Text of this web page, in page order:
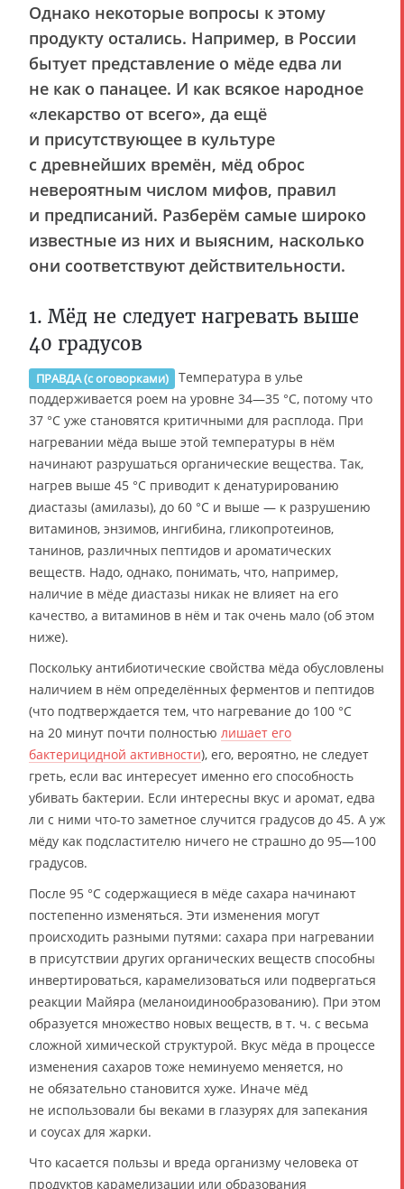
Однако некоторые вопросы к этому
продукту остались. Например, в России
бытует представление о мёде едва ли
не как о панацее. И как всякое народное
«лекарство от всего», да ещё
и присутствующее в культуре
с древнейших времён, мёд оброс
невероятным числом мифов, правил
и предписаний. Разберём самые широко
известные из них и выясним, насколько
они соответствуют действительности.
1. Мёд не следует нагревать выше
40 градусов
ПРАВДА (с оговорками)
Температура в улье
поддерживается роем на уровне 34—35 °C, потому что
37 °C уже становятся критичными для расплода. При
нагревании мёда выше этой температуры в нём
начинают разрушаться органические вещества. Так,
нагрев выше 45 °C приводит к денатурированию
диастазы (амилазы), до 60 °C и выше — к разрушению
витаминов, энзимов, ингибина, гликопротеинов,
танинов, различных пептидов и ароматических
веществ. Надо, однако, понимать, что, например,
наличие в мёде диастазы никак не влияет на его
качество, а витаминов в нём и так очень мало (об этом
ниже).
Поскольку антибиотические свойства мёда обусловлены
наличием в нём определённых ферментов и пептидов
(что подтверждается тем, что нагревание до 100 °C
на 20 минут почти полностью лишает его
бактерицидной активности), его, вероятно, не следует
греть, если вас интересует именно его способность
убивать бактерии. Если интересны вкус и аромат, едва
ли с ними что-то заметное случится градусов до 45. А уж
мёду как подсластителю ничего не страшно до 95—100
градусов.
После 95 °C содержащиеся в мёде сахара начинают
постепенно изменяться. Эти изменения могут
происходить разными путями: сахара при нагревании
в присутствии других органических веществ способны
инвертироваться, карамелизоваться или подвергаться
реакции Майяра (меланоидинообразованию). При этом
образуется множество новых веществ, в т. ч. с весьма
сложной химической структурой. Вкус мёда в процессе
изменения сахаров тоже неминуемо меняется, но
не обязательно становится хуже. Иначе мёд
не использовали бы веками в глазурях для запекания
и соусах для жарки.
Что касается пользы и вреда организму человека от
продуктов карамелизации или образования